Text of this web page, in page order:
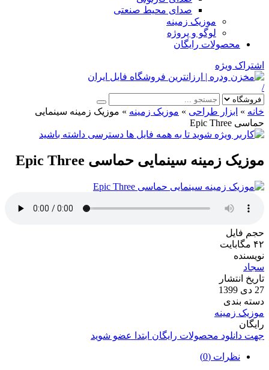
صدای محیط صنعتی
موزیک زمینه
لوگو و پروژه
محصولات رایگان
اشتراک ویژه
/
خانه » ابزار طراحی » موزیک زمینه » موزیک زمینه سینمایی
حماسی Epic Three
موزیک زمینه سینمایی حماسی Epic Three
حجم فایل
۴۲ مگابایت
نویسنده
سجاد
تاریخ انتشار
27 دی 1399
دسته بندی
موزیک زمینه
رایگان
جهت دانلود محصولات رایگان ابتدا عضو شوید
نظرات (0)